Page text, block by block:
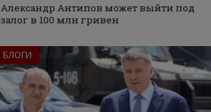
Александр Антипов может выйти под
залог в 100 млн гривен
БЛОГИ